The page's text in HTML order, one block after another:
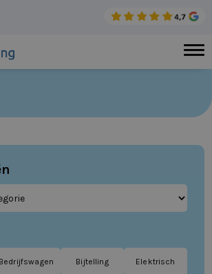
Bedrijfswagen Bijtelling Elektrisch